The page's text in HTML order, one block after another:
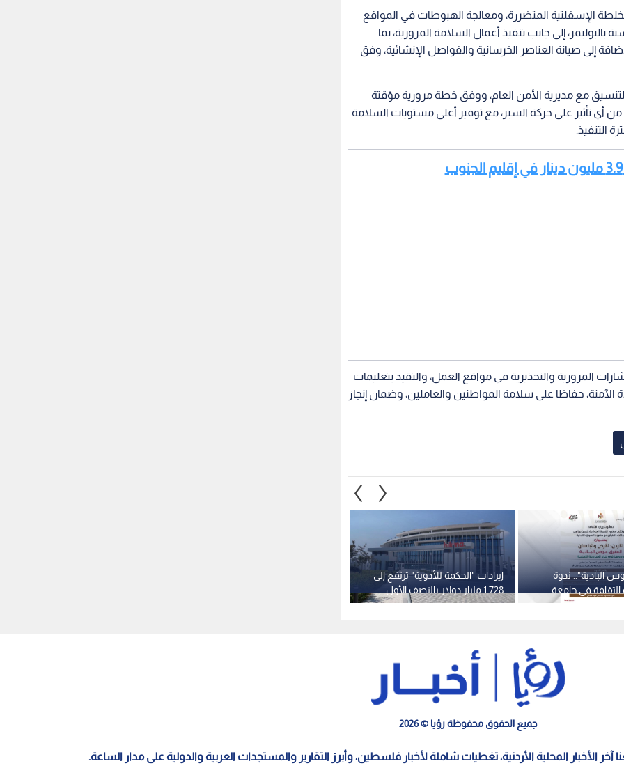
الإسفلتية المتضررة، ومعالجة الهبوطات في المواقع
إلى جانب تنفيذ أعمال السلامة المرورية، بما
إلى صيانة العناصر الخرسانية والفواصل الإنشائية، وفق
مع مديرية الأمن العام، ووفق خطة مرورية مؤقتة
أي تأثير على حركة السير، مع توفير أعلى مستويات السلامة
التنفيذ.
المرورية والتحذيرية في مواقع العمل، والتقيد بتعليمات
الآمنة، حفاظا على سلامة المواطنين والعاملين، وضمان إنجاز
إيرادات "الحكمة للأدوية" ترتفع إلى
1.728 مليار دولار بالنصف الأول
البادية".. ندوة
الثقافة في جامعة
جميع الحقوق محفوظة رؤيا © 2026
آخر الأخبار المحلية الأردنية، تغطيات شاملة لأخبار فلسطين، وأبرز التقارير والمستجدات العربية والدولية على مدار الساعة.